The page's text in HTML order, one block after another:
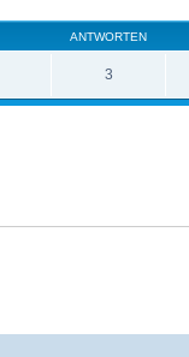
ANTWORTEN
3